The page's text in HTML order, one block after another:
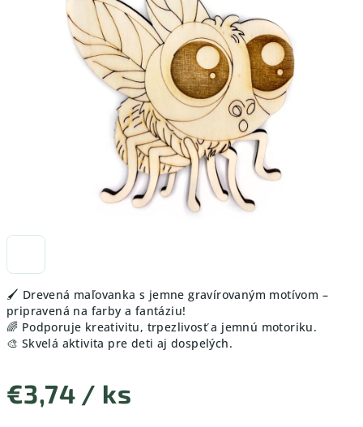
🖌️ Drevená maľovanka s jemne gravírovaným motívom –
pripravená na farby a fantáziu!
🌈 Podporuje kreativitu, trpezlivosť a jemnú motoriku.
🎨 Skvelá aktivita pre deti aj dospelých.
€3,74 / ks